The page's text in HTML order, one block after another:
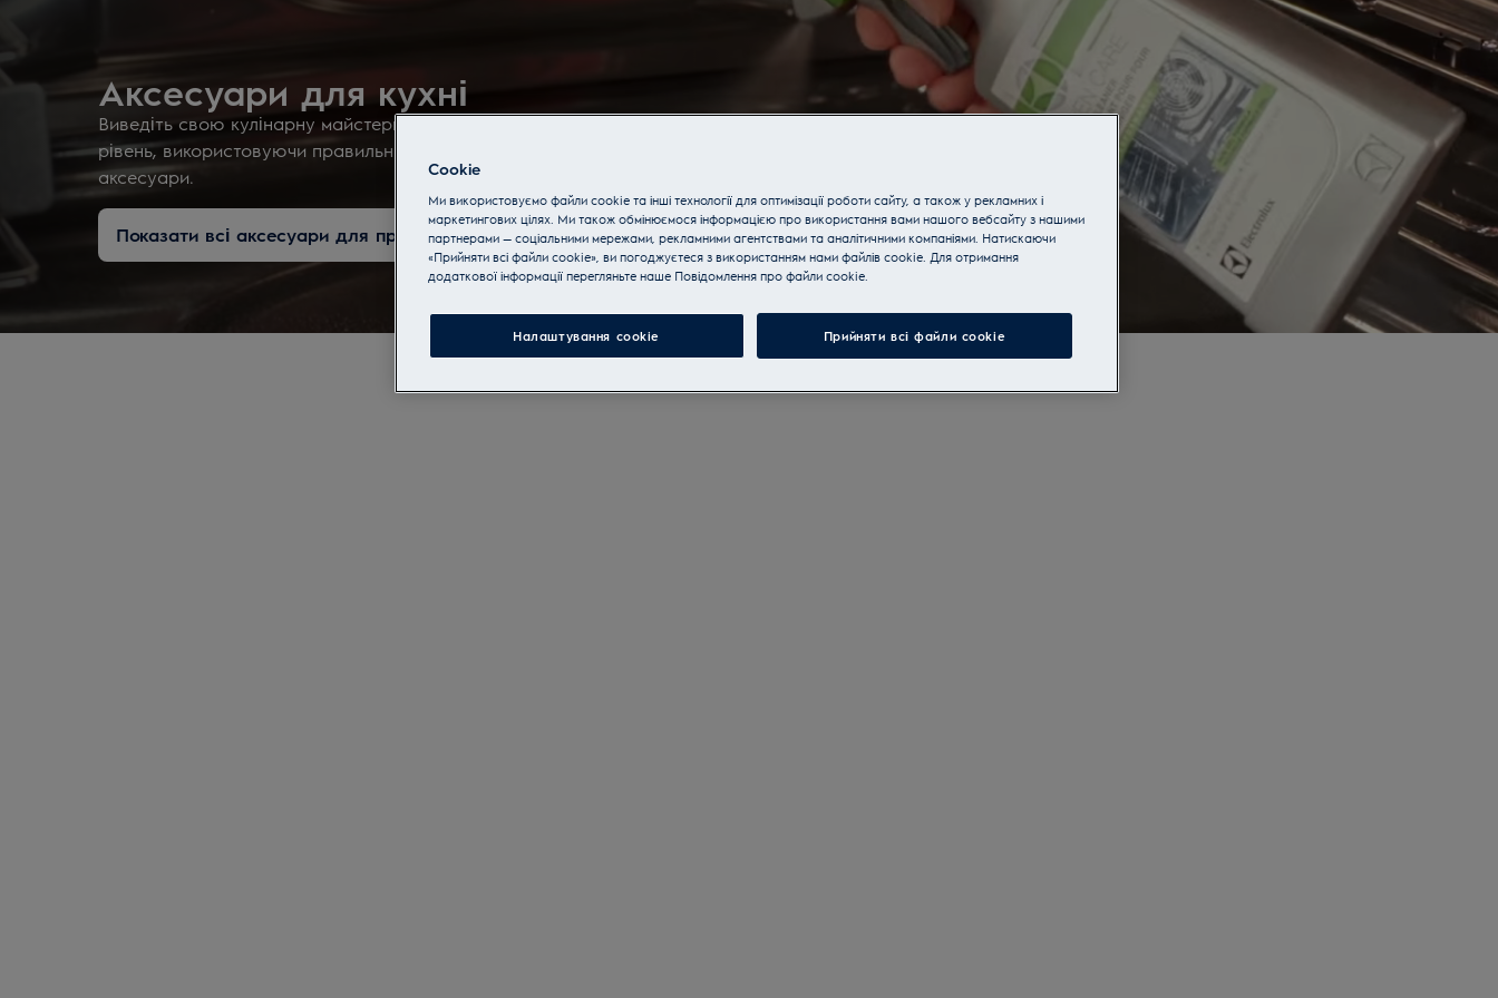
Аксесуари для кухні
Виведіть свою кулінарну майстерність на новий
рівень, використовуючи правильний посуд та
аксесуари.
Показати всі аксесуари для приготування їжі
Cookie
Ми використовуємо файли cookie та інші технології для оптимізації роботи сайту, а також у рекламних і
маркетингових цілях. Ми також обмінюємося інформацією про використання вами нашого вебсайту з нашими
партнерами — соціальними мережами, рекламними агентствами та аналітичними компаніями. Натискаючи
«Прийняти всі файли cookie», ви погоджуєтеся з використанням нами файлів cookie. Для отримання
додаткової інформації перегляньте наше Пoвідомлення прo файли cookie.
Налаштування cookie Прийняти всі файли сookie